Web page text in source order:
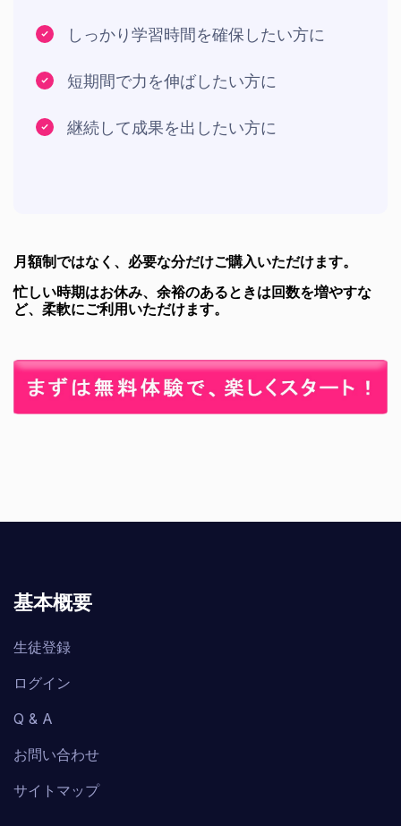
しっかり学習時間を確保したい方に
短期間で力を伸ばしたい方に
継続して成果を出したい方に
月額制ではなく、必要な分だけご購入いただけます。
忙しい時期はお休み、余裕のあるときは回数を増やすな
ど、柔軟にご利用いただけます。
基本概要
生徒登録
ログイン
Q & A
お問い合わせ
サイトマップ